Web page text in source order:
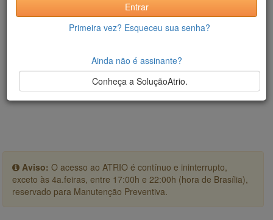
Aviso: O acesso ao ATRIO é contínuo e ininterrupto,
exceto às 4a.feiras, entre 17:00h e 22:00h (hora de Brasília),
reservado para Manutenção Preventiva.
Entrar
Primeira vez? Esqueceu sua senha?
Ainda não é assinante?
Conheça a SoluçãoAtrio.